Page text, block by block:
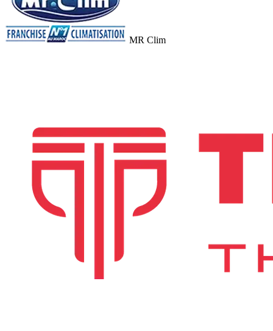
MR Clim